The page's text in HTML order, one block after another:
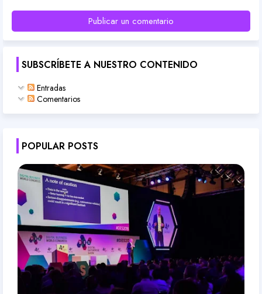
Publicar un comentario
SUBSCRÍBETE A NUESTRO CONTENIDO
Entradas
Comentarios
POPULAR POSTS